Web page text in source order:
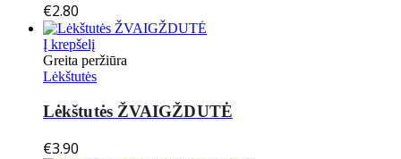
€2.80
Į krepšelį
Greita peržiūra
Lėkštutės
Lėkštutės ŽVAIGŽDUTĖ
€3.90